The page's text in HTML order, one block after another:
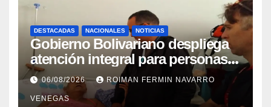
DESTACADAS NACIONALES NOTICIAS
Gobierno Bolivariano despliega
atención integral para personas
con discapacidad en
campamentos de La Guaira
06/08/2026 ROIMAN FERMIN NAVARRO
VENEGAS